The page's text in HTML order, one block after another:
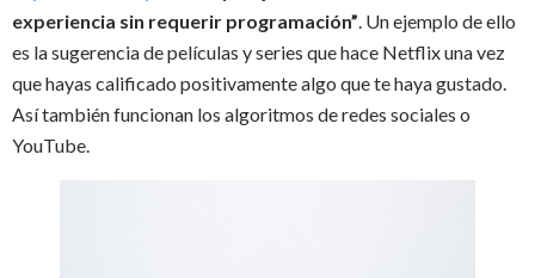
experiencia sin requerir programación”. Un ejemplo de ello
es la sugerencia de películas y series que hace Netflix una vez
que hayas calificado positivamente algo que te haya gustado.
Así también funcionan los algoritmos de redes sociales o
YouTube.